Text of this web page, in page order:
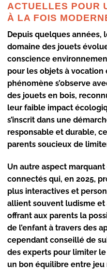
ACTUELLES POUR
À LA FOIS
Depuis quelques années,
domaine des jouets
conscience
pour les objets à
phénomène s’observe
des jouets en bois,
leur faible impact
s’inscrit dans une
responsable et durable,
parents soucieux de
Un autre aspect
connectés qui, en 2025,
plus interactives et
allient souvent ludisme
offrant aux parents la
de l’enfant à travers des
cependant conseillé de
des experts pour limiter
un bon équilibre entre